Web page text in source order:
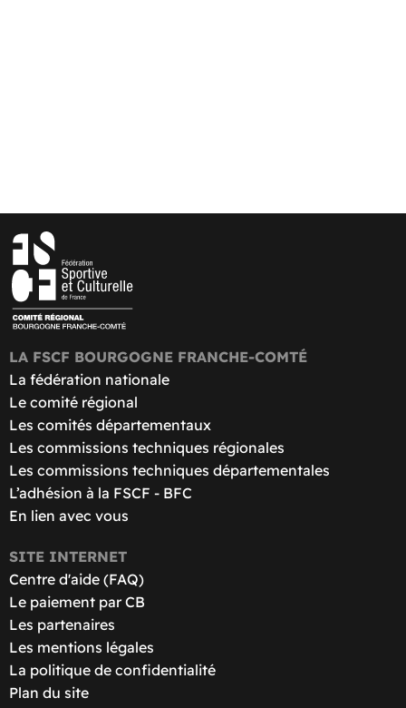
LA FSCF BOURGOGNE FRANCHE-COMTÉ
La fédération nationale
Le comité régional
Les comités départementaux
Les commissions techniques régionales
Les commissions techniques départementales
L’adhésion à la FSCF - BFC
En lien avec vous
SITE INTERNET
Centre d'aide (FAQ)
Le paiement par CB
Les partenaires
Les mentions légales
La politique de confidentialité
Plan du site